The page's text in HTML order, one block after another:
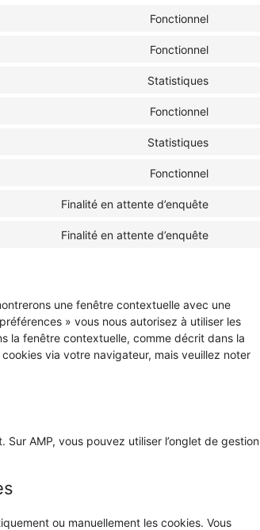
Fonctionnel
Fonctionnel
Statistiques
Fonctionnel
Statistiques
Fonctionnel
Finalité en attente d’enquête
Finalité en attente d’enquête
une fenêtre contextuelle avec une
» vous nous autorisez à utiliser les
la fenêtre contextuelle, comme décrit dans la
via votre navigateur, mais veuillez noter
AMP, vous pouvez utiliser l’onglet de gestion
ou manuellement les cookies. Vous